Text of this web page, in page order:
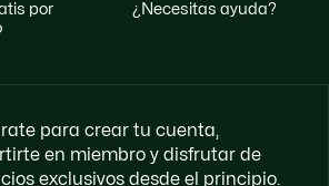
¿necesitas ayuda?
para crear tu cuenta,
en miembro y disfrutar de
exclusivos desde el principio.